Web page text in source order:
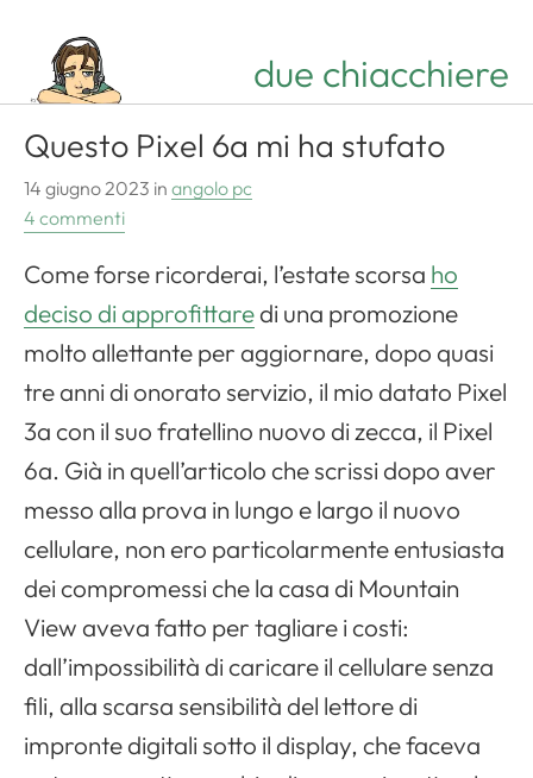
due chiacchiere
Questo Pixel 6a mi ha stufato
14 giugno 2023 in angolo pc
4 commenti
Come forse ricorderai, l’estate scorsa ho
deciso di approfittaredi una promozione
molto allettante per aggiornare, dopo quasi
tre anni di onorato servizio, il mio datato Pixel
3a con il suo fratellino nuovo di zecca, il Pixel
6a. Già in quell’articolo che scrissi dopo aver
messo alla prova in lungo e largo il nuovo
cellulare, non ero particolarmente entusiasta
dei compromessi che la casa di Mountain
View aveva fatto per tagliare i costi:
dall’impossibilità di caricare il cellulare senza
fili, alla scarsa sensibilità del lettore di
impronte digitali sotto il display, che faceva